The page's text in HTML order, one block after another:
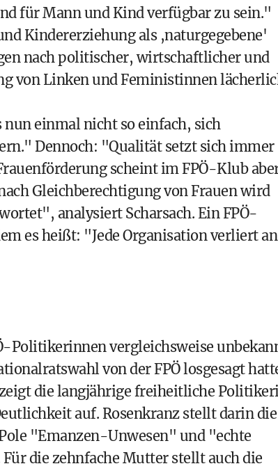
für Mann und Kind verfügbar zu sein."
Kindererziehung als ,naturgegebene'
nach politischer, wirtschaftlicher und
von Linken und Feministinnen
nun einmal nicht so einfach, sich
Dennoch: "Qualität setzt sich immer
scheint im FPÖ-Klub
Gleichberechtigung von Frauen wird
analysiert Scharsach. Ein FPÖ-
es heißt: "Jede Organisation verliert an
Politikerinnen vergleichsweise
von der FPÖ losgesagt
die langjährige freiheitliche
auf. Rosenkranz stellt darin die
"Emanzen-Unwesen" und "echte
die zehnfache Mutter stellt auch die